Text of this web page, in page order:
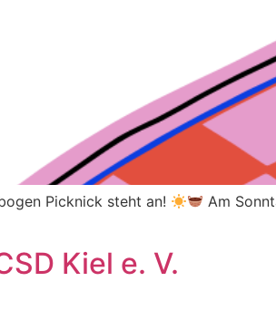
Picknick steht an!
Am
Kiel e. V.